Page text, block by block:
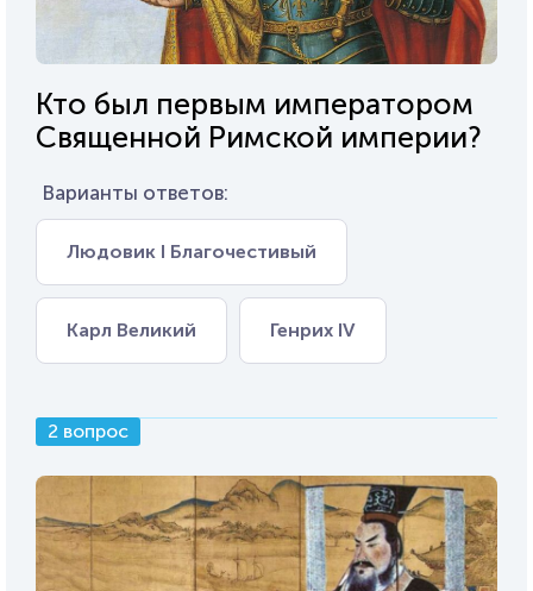
Кто был первым императором
Священной Римской империи?
Варианты ответов:
Людовик I Благочестивый
Карл Великий Генрих IV
2 вопрос